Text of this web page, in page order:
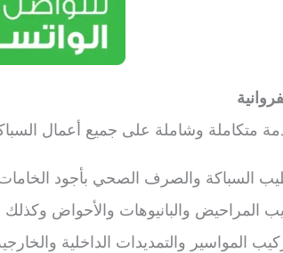
متكاملة وشاملة على جميع أعمال
السباكة والصرف الصحي بأجود
المراحيض والبانيوهات والأحواض وكذلك
المواسير والتمديدات الداخلية